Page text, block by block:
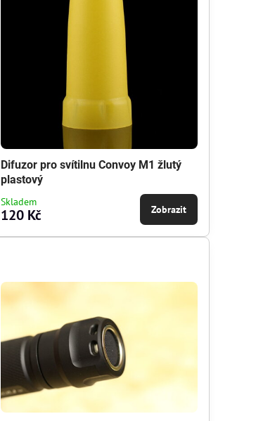
Difuzor pro svítilnu Convoy M1 žlutý
plastový
Skladem
120 Kč Zobrazit